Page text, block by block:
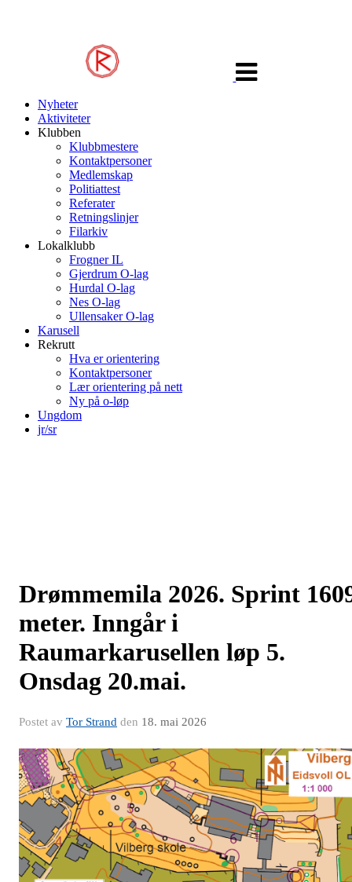
navigasjon
Nyheter
Aktiviteter
Klubben
Klubbmestere
Kontaktpersoner
Medlemskap
Politiattest
Referater
Retningslinjer
Filarkiv
Lokalklubb
Frogner IL
Gjerdrum O-lag
Hurdal O-lag
Nes O-lag
Ullensaker O-lag
Karusell
Rekrutt
Hva er orientering
Kontaktpersoner
Lær orientering på nett
Ny på o-løp
Ungdom
jr/sr
Drømmemila 2026. Sprint
meter. Inngår i
Raumarkarusellen løp 5.
Onsdag 20.mai.
Postet av Tor Strand den 18. mai 2026